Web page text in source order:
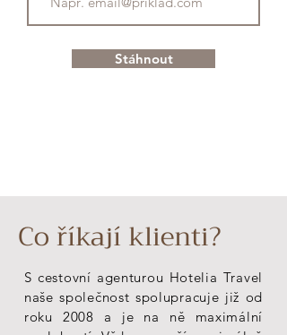
Stáhnout
Co říkají klienti?
S cestovní agenturou Hotelia Travel
naše společnost spolupracuje již od
roku 2008 a je na ně maximální